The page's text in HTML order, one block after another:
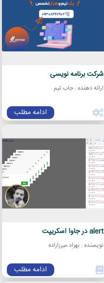
شرکت برنامه نویسی
ارائه دهنده : جاب تیم
ادامه مطلب
alert در جاوا اسکریپت
نویسنده : بهزاد میرزازاده
ادامه مطلب